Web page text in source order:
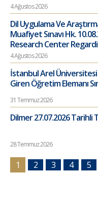
4 Ağustos 2026
Dil Uygulama Ve
Muafiyet Sınavı Hk.
Research Center
4 Ağustos 2026
İstanbul Arel Üniversitesi
Giren Öğretim Elemanı
31 Temmuz 2026
Dilmer 27.07.2026 Tarihli
28 Temmuz 2026
1 2 3 4 5